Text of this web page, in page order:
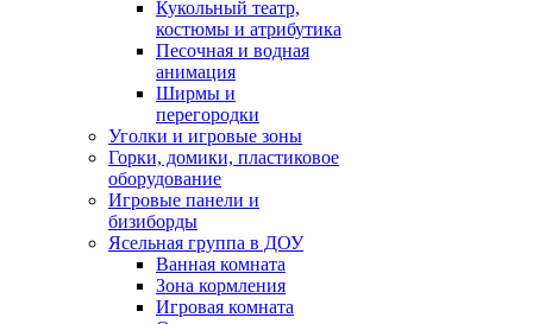
Кукольный театр,
костюмы и атрибутика
Песочная и водная
анимация
Ширмы и
перегородки
Уголки и игровые зоны
Горки, домики, пластиковое
оборудование
Игровые панели и
бизиборды
Ясельная группа в ДОУ
Ванная комната
Зона кормления
Игровая комната